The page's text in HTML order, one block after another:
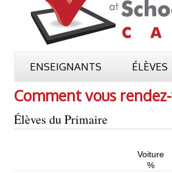
ENSEIGNANTS ÉLÈVES
Comment vous
Élèves du Primaire
Voiture
%